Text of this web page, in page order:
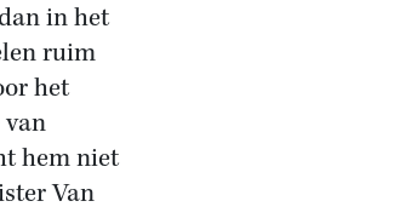
in het
ruim
het
hem niet
Van